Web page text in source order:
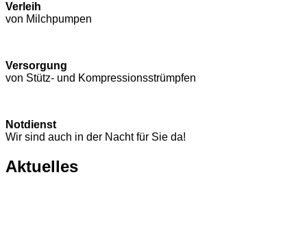
Verleih
von Milchpumpen
Versorgung
von Stütz- und Kompressions­strümpfen
Notdienst
Wir sind auch in der Nacht für Sie da!
Aktuelles